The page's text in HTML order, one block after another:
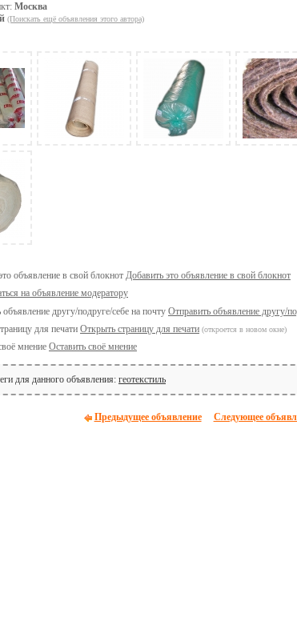
Москва
(Поискать ещё объявления этого автора)
Добавить это объявление в свой блокнот
на объявление модератору
Отправить объявление другу/
Открыть страницу для печати (откроется в новом окне)
Оставить своё мнение
для данного объявления: геотекстиль
Предыдущее объявление Следующее